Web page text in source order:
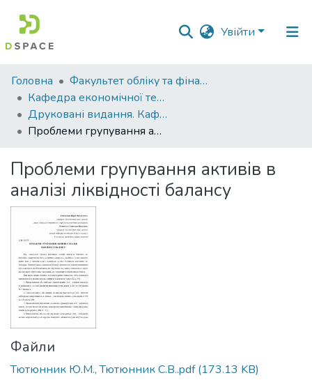
Увійти
Фонди
та
зібрання
Пошук за критеріями
Статистика
Головна
Факультет обліку та фінансів
Кафедра економічної теорії та економічних досліджень
Друковані видання. Кафедра економічної теорії та економічних досліджень
Проблеми групування активів в аналізі ліквідності балансу
Проблеми групування активів в
аналізі ліквідності балансу
Файли
Тютюнник Ю.М., Тютюнник С.В..pdf(173.13 KB)